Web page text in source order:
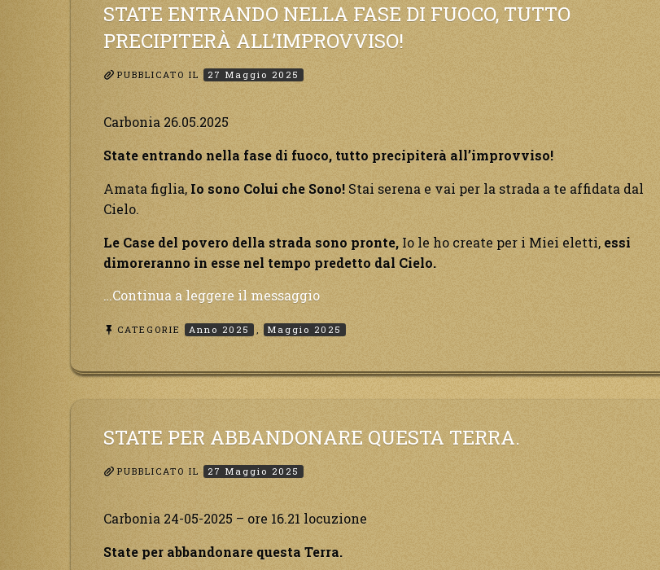
STATE ENTRANDO NELLA FASE DI FUOCO, TUTTO
PRECIPITERÀ ALL’IMPROVVISO!
PUBBLICATO IL 27 Maggio 2025
Carbonia 26.05.2025
State entrando nella fase di fuoco, tutto precipiterà all’improvviso!
Amata figlia, Io sono Colui che Sono! Stai serena e vai per la strada a te affidata dal
Cielo.
Le Case del povero della strada sono pronte, Io le ho create per i Miei eletti, essi
dimoreranno in esse nel tempo predetto dal Cielo.
…Continua a leggere il messaggio“State
nella
di
precipiterà
all’improvviso!”
CATEGORIE Anno 2025 Maggio 2025
STATE PER ABBANDONARE QUESTA TERRA.
PUBBLICATO IL 27 Maggio 2025
Carbonia 24-05-2025 – ore 16.21 locuzione
State per abbandonare questa Terra.